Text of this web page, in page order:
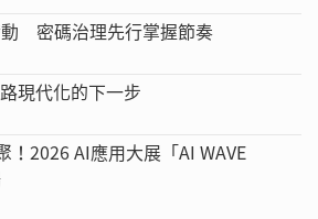
動 密碼治理先行掌握節奏
現代化的下一步
！2026 AI應用大展「AI WAVE